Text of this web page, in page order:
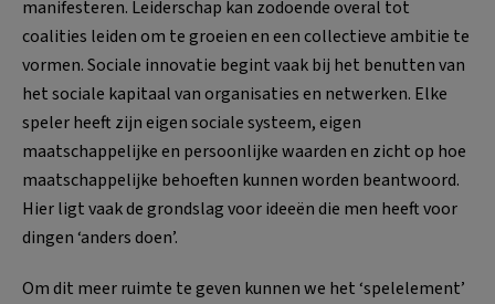
manifesteren. Leiderschap kan zodoende overal tot
coalities leiden om te groeien en een collectieve ambitie te
vormen. Sociale innovatie begint vaak bij het benutten van
het sociale kapitaal van organisaties en netwerken. Elke
speler heeft zijn eigen sociale systeem, eigen
maatschappelijke en persoonlijke waarden en zicht op hoe
maatschappelijke behoeften kunnen worden beantwoord.
Hier ligt vaak de grondslag voor ideeën die men heeft voor
dingen ‘anders doen’.
Om dit meer ruimte te geven kunnen we het ‘spelelement’